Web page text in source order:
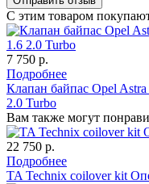
С этим товаром
7 750 р.
Подробнее
Клапан байпас Opel
2.0 Turbo
Вам также могут
22 750 р.
Подробнее
TA Technix coilover kit